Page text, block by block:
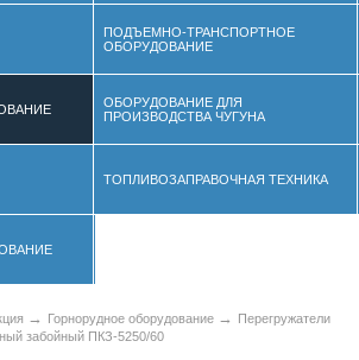
ПОДЪЕМНО-ТРАНСПОРТНОЕ
ОБОРУДОВАНИЕ
ОБОРУДОВАНИЕ ДЛЯ
ПРОИЗВОДСТВА ЧУГУНА
ТОПЛИВОЗАПРАВОЧНАЯ ТЕХНИКА
→ Горнорудное оборудование → Перегружатели
забойный ПКЗ-5250/60